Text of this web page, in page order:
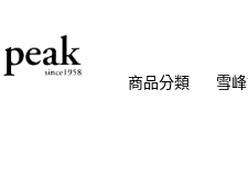
商品分類 雪